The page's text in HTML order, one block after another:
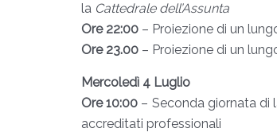
la Cattedrale dell’Assunta
Ore 22:00 – Proiezione di un
Ore 23.00 – Proiezione di un
Mercoledì 4 Luglio
Ore 10:00 – Seconda giornata di
accreditati professionali